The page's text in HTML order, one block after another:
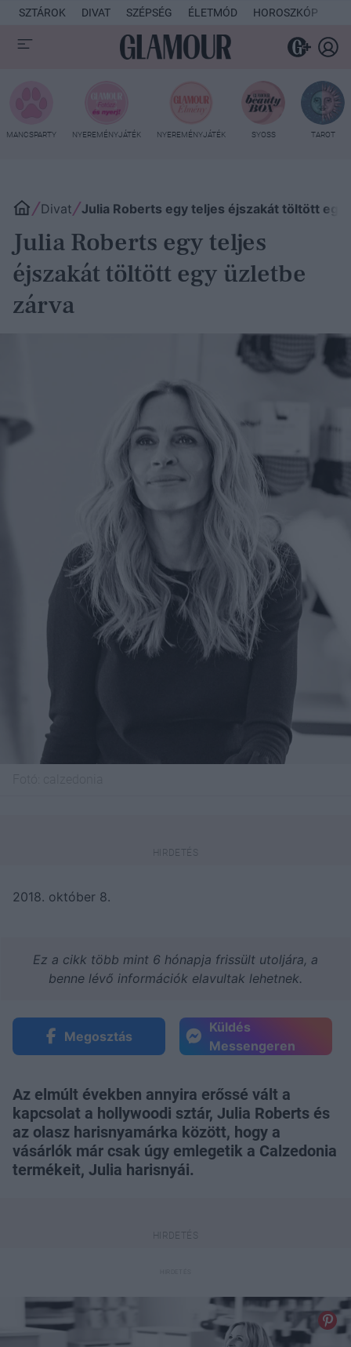
SZTÁROK DIVAT SZÉPSÉG ÉLETMÓD HOROSZKÓP
MANCSPARTY NYEREMÉNYJÁTÉK NYEREMÉNYJÁTÉK SYOSS TAROT
Divat Julia Roberts egy teljes éjszakát töltött egy
Julia Roberts egy teljes
éjszakát töltött egy üzletbe
zárva
2018. október 8.
Ez a cikk több mint 6 hónapja frissült utoljára, a
benne lévő információk elavultak lehetnek.
Megosztás
Küldés
Messengeren
Az elmúlt években annyira erőssé vált a
kapcsolat a hollywoodi sztár, Julia Roberts és
az olasz harisnyamárka között, hogy a
vásárlók már csak úgy emlegetik a Calzedonia
termékeit, Julia harisnyái.